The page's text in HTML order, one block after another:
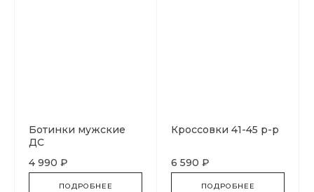
Ботинки мужские
ДС
4 990 ₽
ПОДРОБНЕЕ
Кроссовки 41-45 р-р
6 590 ₽
ПОДРОБНЕЕ